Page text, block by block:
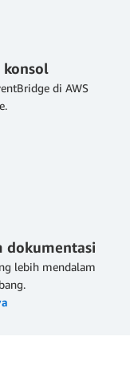
di AWS
dokumentasi
lebih mendalam